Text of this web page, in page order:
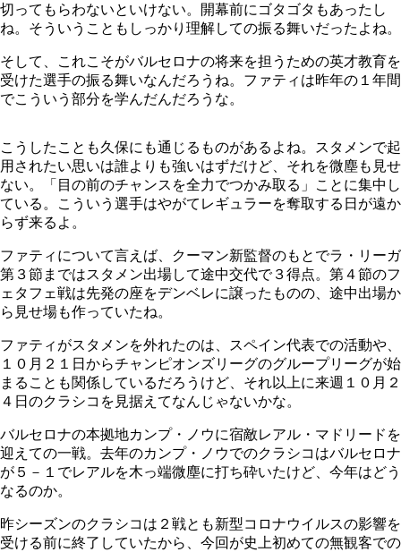
切ってもらわないといけない。開幕前にゴタゴタもあったし
ね。そういうこともしっかり理解しての振る舞いだったよね。
そして、これこそがバルセロナの将来を担うための英才教育を
受けた選手の振る舞いなんだろうね。ファティは昨年の１年間
でこういう部分を学んだんだろうな。
こうしたことも久保にも通じるものがあるよね。スタメンで起
用されたい思いは誰よりも強いはずだけど、それを微塵も見せ
ない。「目の前のチャンスを全力でつかみ取る」ことに集中し
ている。こういう選手はやがてレギュラーを奪取する日が遠か
らず来るよ。
ファティについて言えば、クーマン新監督のもとでラ・リーガ
第３節まではスタメン出場して途中交代で３得点。第４節のフ
ェタフェ戦は先発の座をデンベレに譲ったものの、途中出場か
ら見せ場も作っていたね。
ファティがスタメンを外れたのは、スペイン代表での活動や、
１０月２１日からチャンピオンズリーグのグループリーグが始
まることも関係しているだろうけど、それ以上に来週１０月２
４日のクラシコを見据えてなんじゃないかな。
バルセロナの本拠地カンプ・ノウに宿敵レアル・マドリードを
迎えての一戦。去年のカンプ・ノウでのクラシコはバルセロナ
が５－１でレアルを木っ端微塵に打ち砕いたけど、今年はどう
なるのか。
昨シーズンのクラシコは２戦とも新型コロナウイルスの影響を
受ける前に終了していたから、今回が史上初めての無観客での